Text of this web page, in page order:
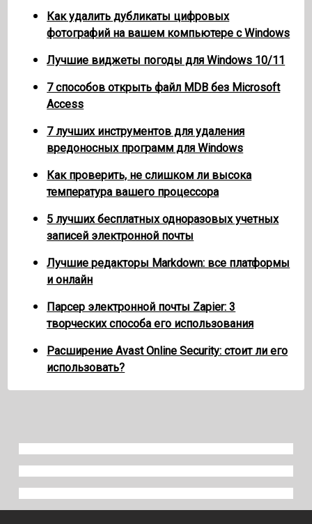
Как удалить дубликаты цифровых
фотографий на вашем компьютере с Windows
Лучшие виджеты погоды для Windows 10/11
7 способов открыть файл MDB без Microsoft
Access
7 лучших инструментов для удаления
вредоносных программ для Windows
Как проверить, не слишком ли высока
температура вашего процессора
5 лучших бесплатных одноразовых учетных
записей электронной почты
Лучшие редакторы Markdown: все платформы
и онлайн
Парсер электронной почты Zapier: 3
творческих способа его использования
Расширение Avast Online Security: стоит ли его
использовать?